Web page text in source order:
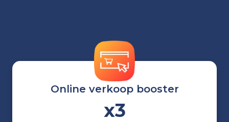
Online verkoop booster
x3